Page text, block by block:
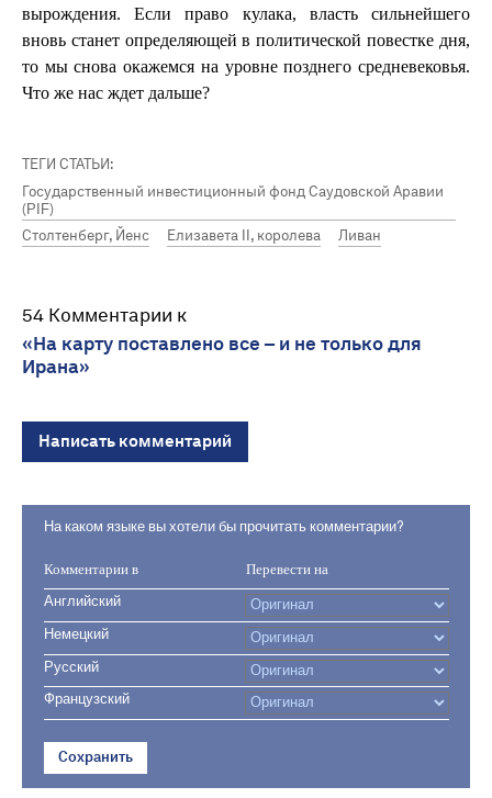
вырождения. Если право кулака, власть сильнейшего
вновь станет определяющей в политической повестке дня,
то мы снова окажемся на уровне позднего средневековья.
Что же нас ждет дальше?
ТЕГИ СТАТЬИ:
Государственный инвестиционный фонд Саудовской Аравии
(PIF)
Столтенберг, Йенс
Елизавета II, королева Ливан
54 Комментарии к
«На карту поставлено все – и не только для
Ирана»
Написать комментарий
На каком языке вы хотели бы прочитать комментарии?
Комментарии в Перевести на
Английский
Немецкий
Русский
Французский
Сохранить